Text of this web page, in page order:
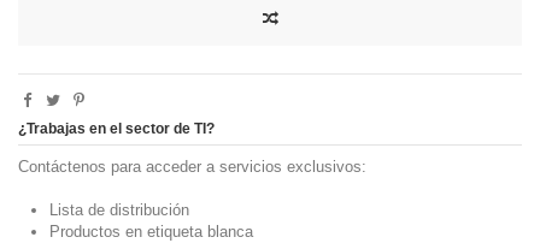
¿Trabajas en el sector de TI?
Contáctenos para acceder a servicios exclusivos:
Lista de distribución
Productos en etiqueta blanca